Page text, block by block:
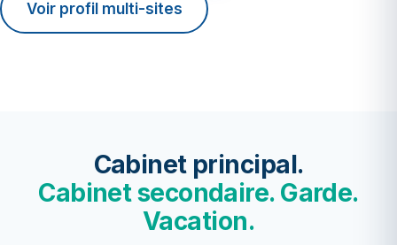
Voir profil multi-sites
Cabinet principal.
Cabinet secondaire. Garde.
Vacation.